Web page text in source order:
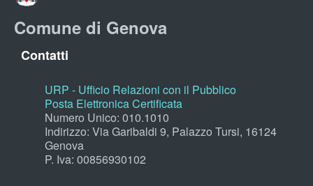
Comune di Genova
Contatti
URP - Ufficio Relazioni con il Pubblico
Posta Elettronica Certificata
Numero Unico: 010.1010
Indirizzo: Via Garibaldi 9, Palazzo Tursi, 16124
Genova
P. Iva: 00856930102